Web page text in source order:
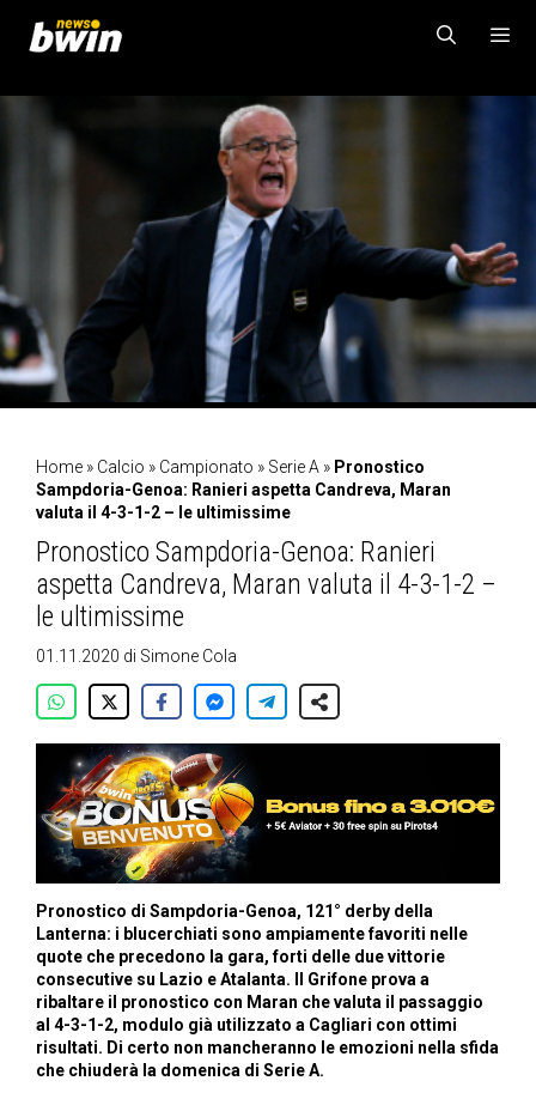
contenuto
Home » Calcio » Campionato » Serie A » Pronostico
Sampdoria-Genoa: Ranieri aspetta Candreva, Maran
valuta il 4-3-1-2 – le ultimissime
Pronostico Sampdoria-Genoa: Ranieri
aspetta Candreva, Maran valuta il 4-3-1-2 –
le ultimissime
01.11.2020 di Simone Cola
Pronostico di Sampdoria-Genoa, 121° derby della
Lanterna: i blucerchiati sono ampiamente favoriti nelle
quote che precedono la gara, forti delle due vittorie
consecutive su Lazio e Atalanta. Il Grifone prova a
ribaltare il pronostico con Maran che valuta il passaggio
al 4-3-1-2, modulo già utilizzato a Cagliari con ottimi
risultati. Di certo non mancheranno le emozioni nella sfida
che chiuderà la domenica di Serie A.